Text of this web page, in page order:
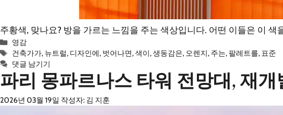
주황색, 맞나요? 방을 가르는 느낌을 주는 색상입니다. 어떤 이들은 이
카
테
고
리
영감
태
그
건축가가, 뉴트럴, 디자인에, 벗어나면,색이,생동감은, 오렌지, 주는, 팔레트를, 표준
댓글 남기기
파리 몽파르나스 타워 전망대, 재
2026년 03월 19일 작성자: 김 지훈